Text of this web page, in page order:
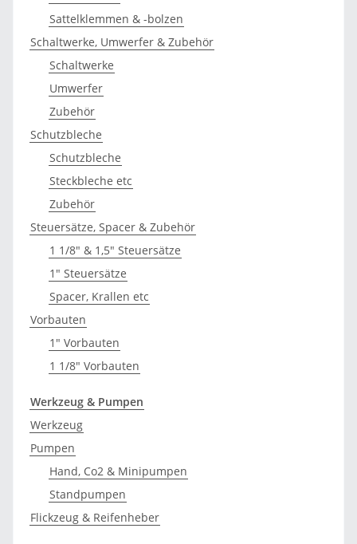
Sattelklemmen & -bolzen
Schaltwerke, Umwerfer & Zubehör
Schaltwerke
Umwerfer
Zubehör
Schutzbleche
Schutzbleche
Steckbleche etc
Zubehör
Steuersätze, Spacer & Zubehör
1 1/8" & 1,5" Steuersätze
1" Steuersätze
Spacer, Krallen etc
Vorbauten
1" Vorbauten
1 1/8" Vorbauten
Werkzeug & Pumpen
Werkzeug
Pumpen
Hand, Co2 & Minipumpen
Standpumpen
Flickzeug & Reifenheber